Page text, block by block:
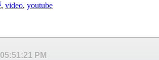
, video, youtube
05:51:21 PM